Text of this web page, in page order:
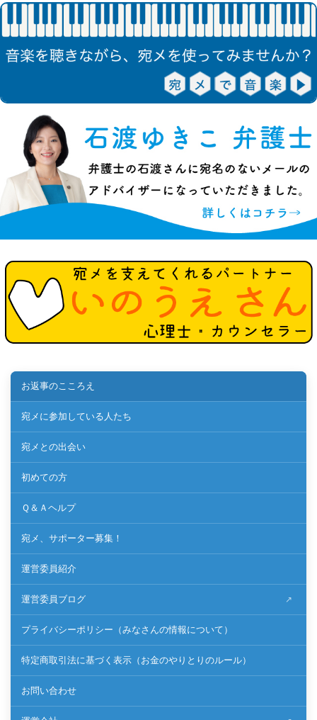
お返事のこころえ
宛メに参加している人たち
宛メとの出会い
初めての方
Ｑ＆Ａヘルプ
宛メ、サポーター募集！
運営委員紹介
運営委員ブログ
プライバシーポリシー（みなさんの情報について）
特定商取引法に基づく表示（お金のやりとりのルール）
お問い合わせ